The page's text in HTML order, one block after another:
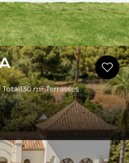
Total130 m² Terrasses